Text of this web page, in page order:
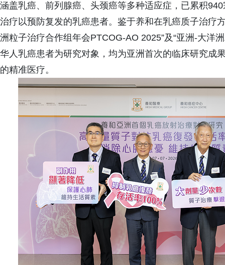
涵盖乳癌、前列腺癌、头颈癌等多种适应症，已累积
治疗以预防复发的乳癌患者。鉴于养和在乳癌质子治疗
洲粒子治疗合作组年会PTCOG-AO 2025”及“亚洲-大洋
华人乳癌患者为研究对象，均为亚洲首次的临床研究成
的精准医疗。